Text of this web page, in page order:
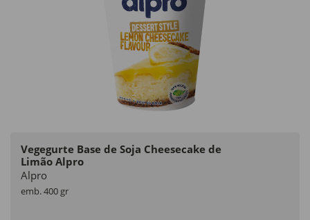
Vegegurte Base de Soja Cheesecake de
Limão Alpro
Alpro
emb. 400 gr